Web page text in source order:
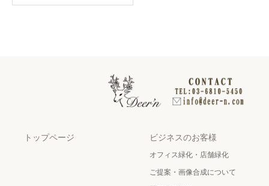
トップページ ビジネスのお客様
オフィス緑化・店舗緑化
ご提案・画像合成について